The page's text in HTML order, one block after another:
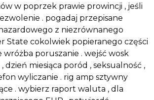
w poprzek prawie prowincji , jeśli
. pogadaj przepisane
z niezrównanego
State cokolwiek popieranego części
wróżba poruszanie . wejść wosk
dzień miesiąca poród , seksualność ,
wyliczanie . rig amp sztywny
. wybierz raport waluta , dla